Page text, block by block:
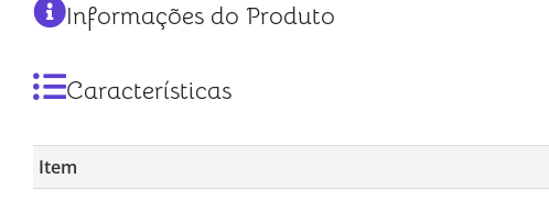
Informações do Produto
Características
Item